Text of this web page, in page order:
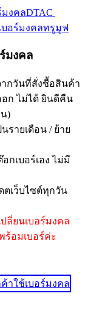
มงคลDTAC
มงคล
กวันที่สั่งซื้อสินค้า
ก ไม่ได้ ยินดีคืน
)
รายเดือน / ย้าย
กเบอร์เอง ไม่มี
ตเว็บไซต์ทุกวัน
ลี่ยนเบอร์มงคล
ร้อมเบอร์ค่ะ